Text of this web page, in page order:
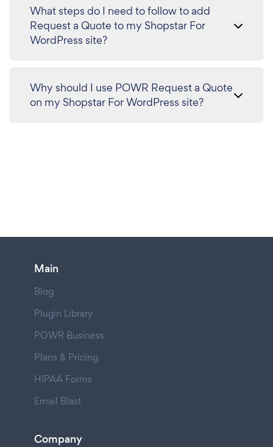
What steps do I need to follow to add
Request a Quote to my Shopstar For
WordPress site?
Why should I use POWR Request a Quote
on my Shopstar For WordPress site?
Main
Blog
Plugin Library
POWR Business
Plans & Pricing
HIPAA Forms
Email Blast
Company